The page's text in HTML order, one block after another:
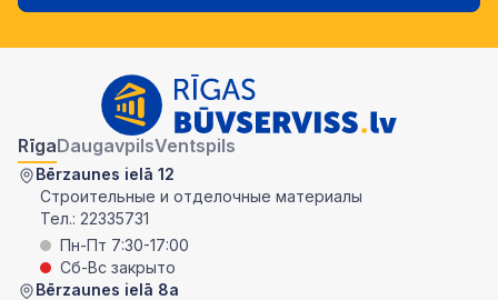
RīgaDaugavpilsVentspils
Bērzaunes ielā 12
Строительные и отделочные материалы
Тел.: 22335731
Пн-Пт 7:30-17:00
Сб-Вс закрыто
Bērzaunes ielā 8a